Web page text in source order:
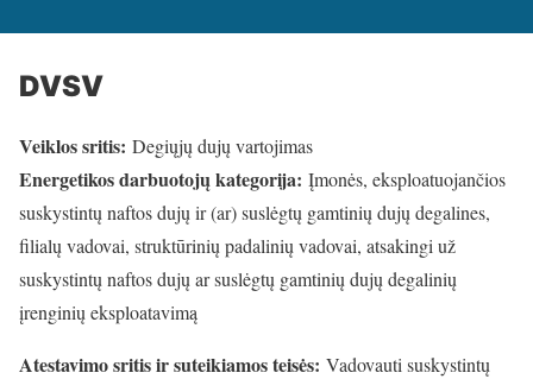
DVSV
Veiklos sritis: Degiųjų dujų vartojimas
Energetikos darbuotojų kategorija: Įmonės, eksploatuojančios
suskystintų naftos dujų ir (ar) suslėgtų gamtinių dujų degalines,
filialų vadovai, struktūrinių padalinių vadovai, atsakingi už
suskystintų naftos dujų ar suslėgtų gamtinių dujų degalinių
įrenginių eksploatavimą
Atestavimo sritis ir suteikiamos teisės: Vadovauti suskystintų